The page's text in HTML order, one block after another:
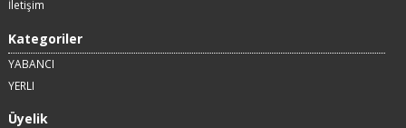
İletişim
Kategoriler
YABANCI
YERLI
Üyelik